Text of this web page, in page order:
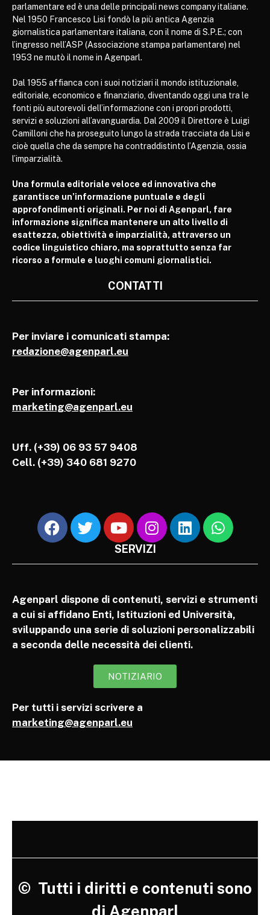
parlamentare ed è una delle principali news company italiane.
Nel 1950 Francesco Lisi fondò la più antica Agenzia
giornalistica parlamentare italiana, con il nome di S.P.E.; con
l’ingresso nell’ASP (Associazione stampa parlamentare) nel
1953 ne mutò il nome in Agenparl.
Dal 1955 affianca con i suoi notiziari il mondo istituzionale,
editoriale, economico e finanziario, diventando oggi una tra le
fonti più autorevoli dell’informazione con i propri prodotti,
servizi e soluzioni all’avanguardia. Dal 2009 il Direttore è Luigi
Camilloni che ha proseguito lungo la strada tracciata da Lisi e
cioè quella che da sempre ha contraddistinto l’Agenzia, ossia
l’imparzialità.
Una formula editoriale veloce ed innovativa che
garantisce un’informazione puntuale e degli
approfondimenti originali. Per noi di Agenparl, fare
informazione significa mantenere un alto livello di
esattezza, obiettività e imparzialità, attraverso un
codice linguistico chiaro, ma soprattutto senza far
ricorso a formule e luoghi comuni giornalistici.
CONTATTI
Per inviare i comunicati stampa:
redazione@agenparl.eu
Per informazioni:
marketing@agenparl.eu
Uff. (+39) 06 93 57 9408
Cell. (+39) 340 681 9270
SERVIZI
Agenparl dispone di contenuti, servizi e strumenti
a cui si affidano Enti, Istituzioni ed Università,
sviluppando una serie di soluzioni personalizzabili
a seconda delle necessità dei clienti.
NOTIZIARIO
Per tutti i servizi scrivere a
marketing@agenparl.eu
© Tutti i diritti e contenuti sono
di Agenparl